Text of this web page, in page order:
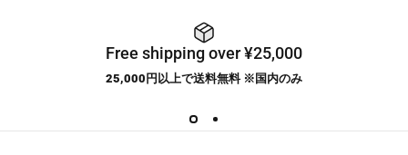
Free shipping over ¥25,000
25,000円以上で送料無料 ※国内のみ